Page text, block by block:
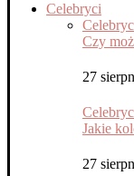
Celebryci
Czy
27
Jakie
27